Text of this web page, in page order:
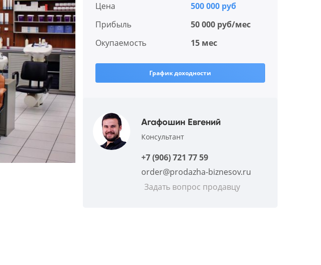
Цена
500 000 руб
Прибыль
50 000 руб/мес
Окупаемость
15 мес
График доходности
Агафошин Евгений
Консультант
+7 (906) 721 77 59
order@prodazha-biznesov.ru
Задать вопрос продавцу